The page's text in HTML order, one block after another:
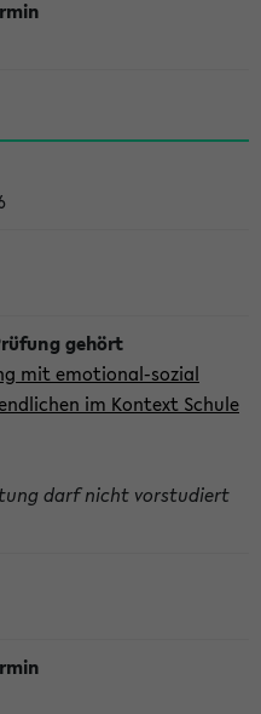
mit emotional-sozial
im Kontext Schule
darf nicht vorstudiert